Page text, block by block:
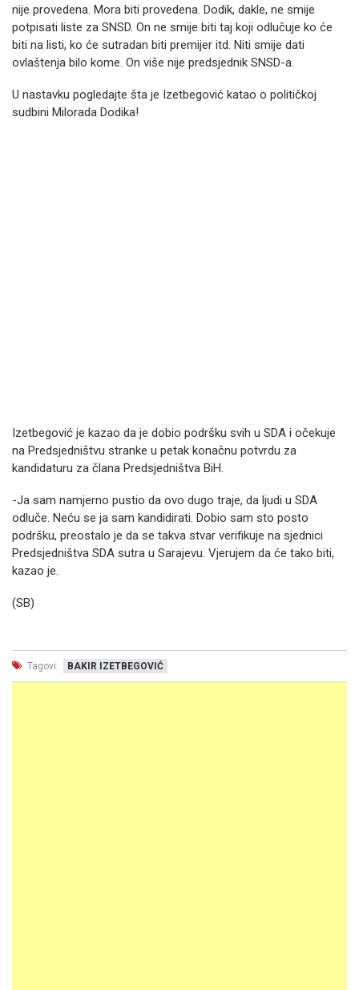
nije provedena. Mora biti provedena. Dodik, dakle, ne smije
potpisati liste za SNSD. On ne smije biti taj koji odlučuje ko će
biti na listi, ko će sutradan biti premijer itd. Niti smije dati
ovlaštenja bilo kome. On više nije predsjednik SNSD-a.
U nastavku pogledajte šta je Izetbegović katao o političkoj
sudbini Milorada Dodika!
Izetbegović je kazao da je dobio podršku svih u SDA i očekuje
na Predsjedništvu stranke u petak konačnu potvrdu za
kandidaturu za člana Predsjedništva BiH.
-Ja sam namjerno pustio da ovo dugo traje, da ljudi u SDA
odluče. Neću se ja sam kandidirati. Dobio sam sto posto
podršku, preostalo je da se takva stvar verifikuje na sjednici
Predsjedništva SDA sutra u Sarajevu. Vjerujem da će tako biti,
kazao je.
(SB)
Tagovi: BAKIR IZETBEGOVIĆ